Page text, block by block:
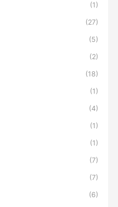
(1)
(27)
(5)
(2)
(18)
(1)
(4)
(1)
(1)
(7)
(7)
(6)